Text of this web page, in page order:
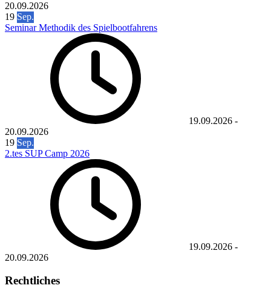
20.09.2026
19 Sep.
Seminar Methodik des Spielbootfahrens
19.09.2026 -
20.09.2026
19 Sep.
2.tes SUP Camp 2026
19.09.2026 -
20.09.2026
Rechtliches